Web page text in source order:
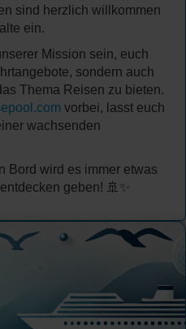
sind herzlich willkommen
ein.
Mission sein, euch
sondern auch
Thema Reisen zu bieten.
vorbei, lasst euch
wachsenden
Bord wird es immer etwas
geben! 🚢✨